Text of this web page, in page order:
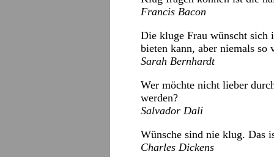
Francis Bacon
Die kluge Frau wünscht sich
bieten kann, aber niemals
Sarah Bernhardt
Wer möchte nicht lieber
werden?
Salvador Dali
Wünsche sind nie klug. Das
Charles Dickens